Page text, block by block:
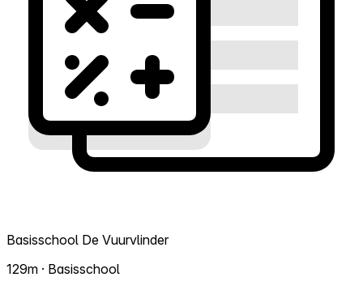
Basisschool De Vuurvlinder
129m · Basisschool